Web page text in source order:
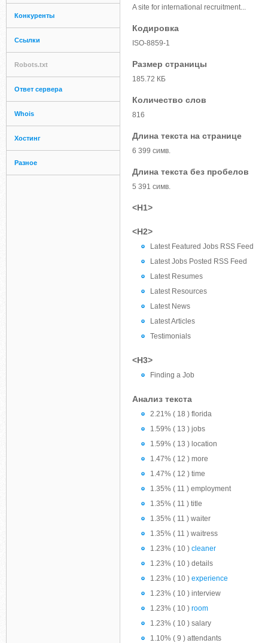
Конкуренты
Ссылки
Robots.txt
Ответ сервера
Whois
Хостинг
Разное
A site for international recruitment...
Кодировка
ISO-8859-1
Размер страницы
185.72 КБ
Количество слов
816
Длина текста на странице
6 399 симв.
Длина текста без пробелов
5 391 симв.
<H1>
<H2>
Latest Featured Jobs RSS Feed
Latest Jobs Posted RSS Feed
Latest Resumes
Latest Resources
Latest News
Latest Articles
Testimonials
<H3>
Finding a Job
Анализ текста
2.21% ( 18 ) florida
1.59% ( 13 ) jobs
1.59% ( 13 ) location
1.47% ( 12 ) more
1.47% ( 12 ) time
1.35% ( 11 ) employment
1.35% ( 11 ) title
1.35% ( 11 ) waiter
1.35% ( 11 ) waitress
1.23% ( 10 ) cleaner
1.23% ( 10 ) details
1.23% ( 10 ) experience
1.23% ( 10 ) interview
1.23% ( 10 ) room
1.23% ( 10 ) salary
1.10% ( 9 ) attendants